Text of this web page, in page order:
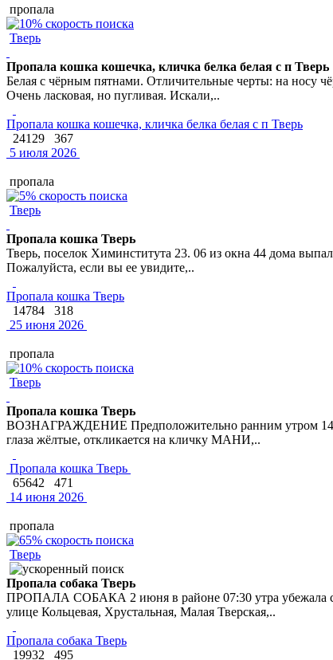
пропала
Тверь
Пропала кошка кошечка, кличка белка белая с п Тверь
Белая с чёрным пятнами. Отличительные черты: на носу
Очень ласковая, но пугливая. Искали,..
Пропала кошка кошечка, кличка белка белая с п Тверь
24129
367
5 июля 2026
пропала
Тверь
Пропала кошка Тверь
Тверь, поселок Химинститута 23. 06 из окна 44 дома
Пожалуйста, если вы ее увидите,..
Пропала кошка Тверь
14784
318
25 июня 2026
пропала
Тверь
Пропала кошка Тверь
ВОЗНАГРАЖДЕНИЕ Предположительно ранним утром 14.
глаза жёлтые, откликается на кличку МАНИ,..
Пропала кошка Тверь
65642
471
14 июня 2026
пропала
Тверь
Пропала собака Тверь
ПРОПАЛА СОБАКА 2 июня в районе 07:30 утра убежала с
улице Кольцевая, Хрустальная, Малая Тверская,..
Пропала собака Тверь
19932
495